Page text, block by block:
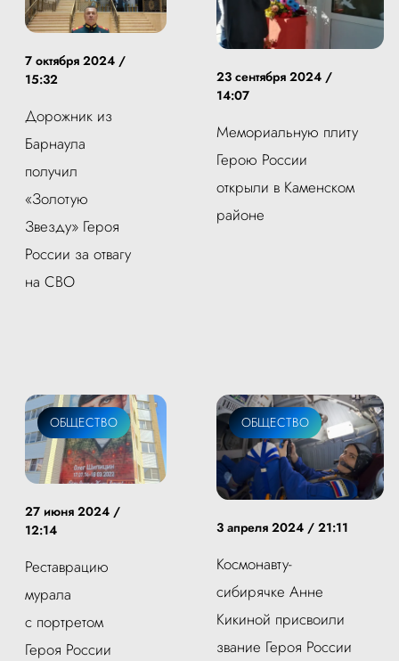
7 октября 2024 /
15:32
Дорожник из
Барнаула
получил
«Золотую
Звезду» Героя
России за отвагу
на СВО
23 сентября 2024 /
14:07
Мемориальную плиту
Герою России
открыли в Каменском
районе
ОБЩЕСТВО
27 июня 2024 /
12:14
Реставрацию
мурала
с портретом
Героя России
ОБЩЕСТВО
3 апреля 2024 / 21:11
Космонавту-
сибирячке Анне
Кикиной присвоили
звание Героя России